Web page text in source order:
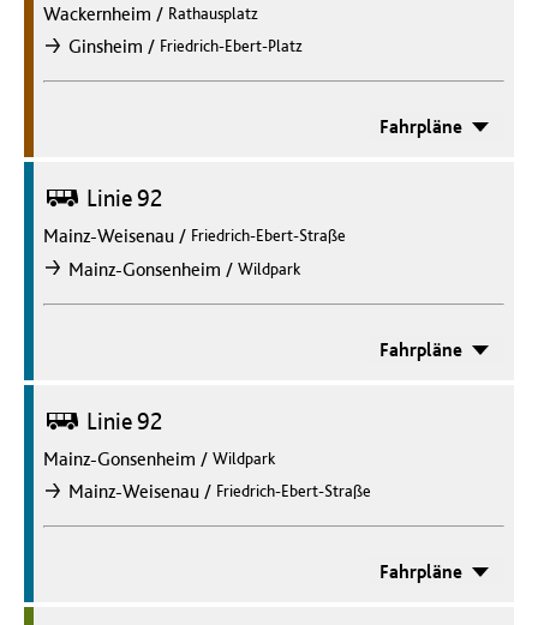
Wackernheim / Rathausplatz
nachGinsheim / Friedrich-Ebert-Platz
Fahrpläne
Bus Linie 92
Mainz-Weisenau / Friedrich-Ebert-Straße
nachMainz-Gonsenheim / Wildpark
Fahrpläne
Bus Linie 92
Mainz-Gonsenheim / Wildpark
nachMainz-Weisenau / Friedrich-Ebert-Straße
Fahrpläne